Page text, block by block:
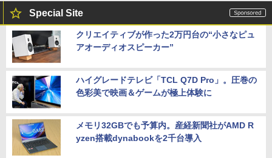
Special Site
クリエイティブが作った2万円台の“小さなピュ
アオーディオスピーカー”
ハイグレードテレビ「TCL Q7D Pro」。圧巻の
色彩美で映画＆ゲームが極上体験に
メモリ32GBでも予算内。産経新聞社がAMD R
yzen搭載dynabookを2千台導入